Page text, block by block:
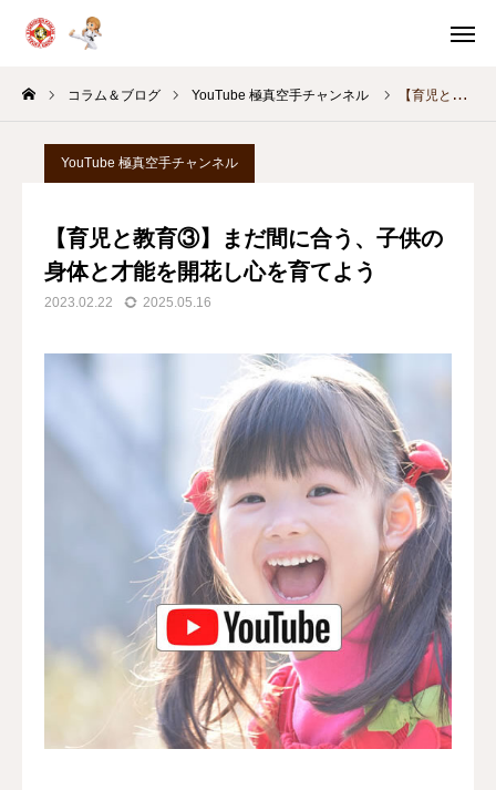
コラム＆ブログ YouTube 極真空手チャンネル 【育児と教育③】まだ間に合う、子供の身体と才能を開花し心を育てよう
YouTube 極真空手チャンネル
【育児と教育③】まだ間に合う、子供の
身体と才能を開花し心を育てよう
2023.02.22 2025.05.16
体験申込 体験案内
問い合わせ
HOME
教育の考え方